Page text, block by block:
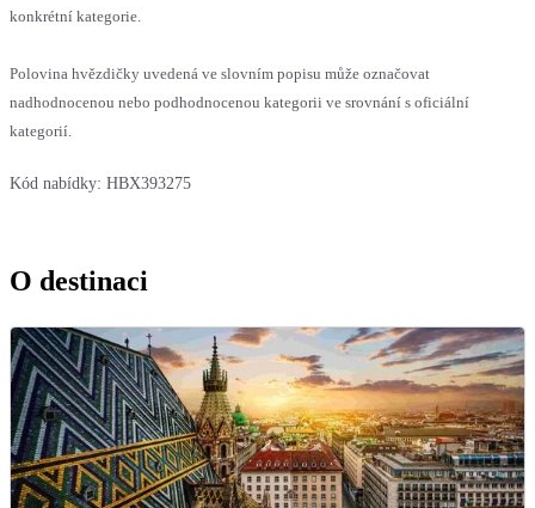
konkrétní kategorie.
Polovina hvězdičky uvedená ve slovním popisu může označovat
nadhodnocenou nebo podhodnocenou kategorii ve srovnání s oficiální
kategorií.
Kód nabídky: HBX393275
O destinaci